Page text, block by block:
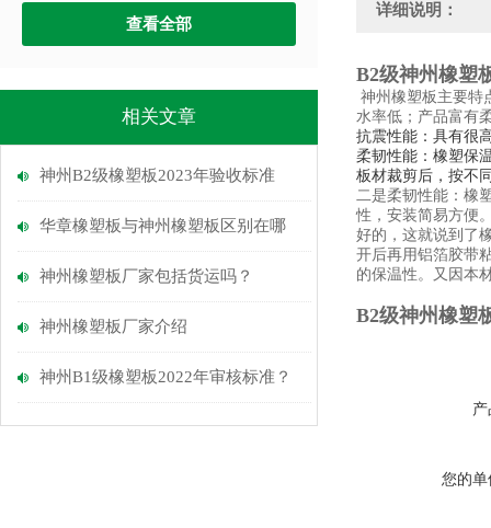
查看全部
相关文章
神州B2级橡塑板2023年验收标准
华章橡塑板与神州橡塑板区别在哪
神州橡塑板厂家包括货运吗？
神州橡塑板厂家介绍
神州B1级橡塑板2022年审核标准？
详细说明：
B2级神州橡塑
神州橡塑板主要特
水率低；产品富有
抗震性能：具有很
柔韧性能：橡塑保
板材裁剪后，按不
二是柔韧性能：橡
性，安装简易方便
好的，这就说到了
开后再用铝箔胶带
的保温性。又因本
B2级神州橡塑
您的单